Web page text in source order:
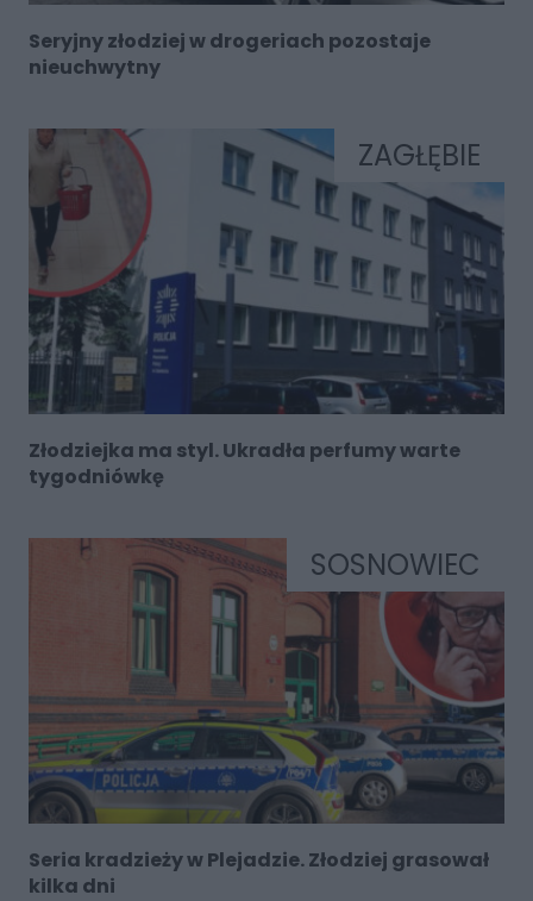
Seryjny złodziej w drogeriach pozostaje
nieuchwytny
ZAGŁĘBIE
Złodziejka ma styl. Ukradła perfumy warte
tygodniówkę
SOSNOWIEC
Seria kradzieży w Plejadzie. Złodziej grasował
kilka dni